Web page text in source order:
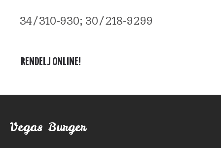
34/310-930; 30/218-9299
RENDELJ ONLINE!
Vegas Burger